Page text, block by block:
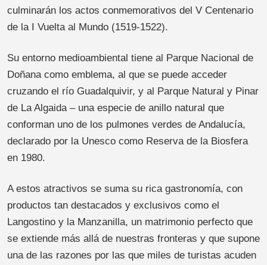
culminarán los actos conmemorativos del V Centenario
de la I Vuelta al Mundo (1519-1522).
Su entorno medioambiental tiene al Parque Nacional de
Doñana como emblema, al que se puede acceder
cruzando el río Guadalquivir, y al Parque Natural y Pinar
de La Algaida – una especie de anillo natural que
conforman uno de los pulmones verdes de Andalucía,
declarado por la Unesco como Reserva de la Biosfera
en 1980.
A estos atractivos se suma su rica gastronomía, con
productos tan destacados y exclusivos como el
Langostino y la Manzanilla, un matrimonio perfecto que
se extiende más allá de nuestras fronteras y que supone
una de las razones por las que miles de turistas acuden